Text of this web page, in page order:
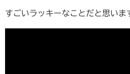
すごいラッキーなことだと思いま